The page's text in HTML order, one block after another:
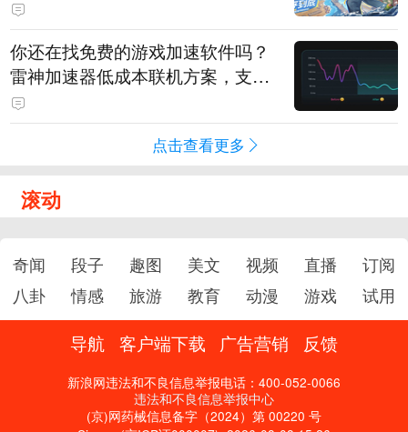
直播即将开启
你还在找免费的游戏加速软件吗？
雷神加速器低成本联机方案，支持
免费试用
点击查看更多
滚动
奇闻 段子 趣图 美文 视频 直播
订阅
八卦
情感 旅游 教育 动漫 游戏 试用
导航 客户端下载 广告营销 反馈
新浪网违法和不良信息举报电话：400-052-0066
违法和不良信息举报中心
(京)网药械信息备字（2024）第 00220 号